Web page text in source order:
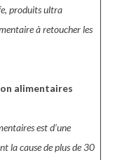
produits ultra
à retoucher les
alimentaires
est d’une
la cause de plus de 30